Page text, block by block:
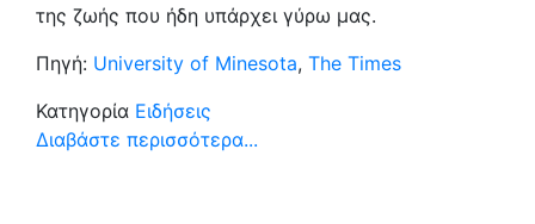
της ζωής που ήδη υπάρχει γύρω μας.
Πηγή: University of Minesota, The Times
Κατηγορία Ειδήσεις
Διαβάστε περισσότερα...